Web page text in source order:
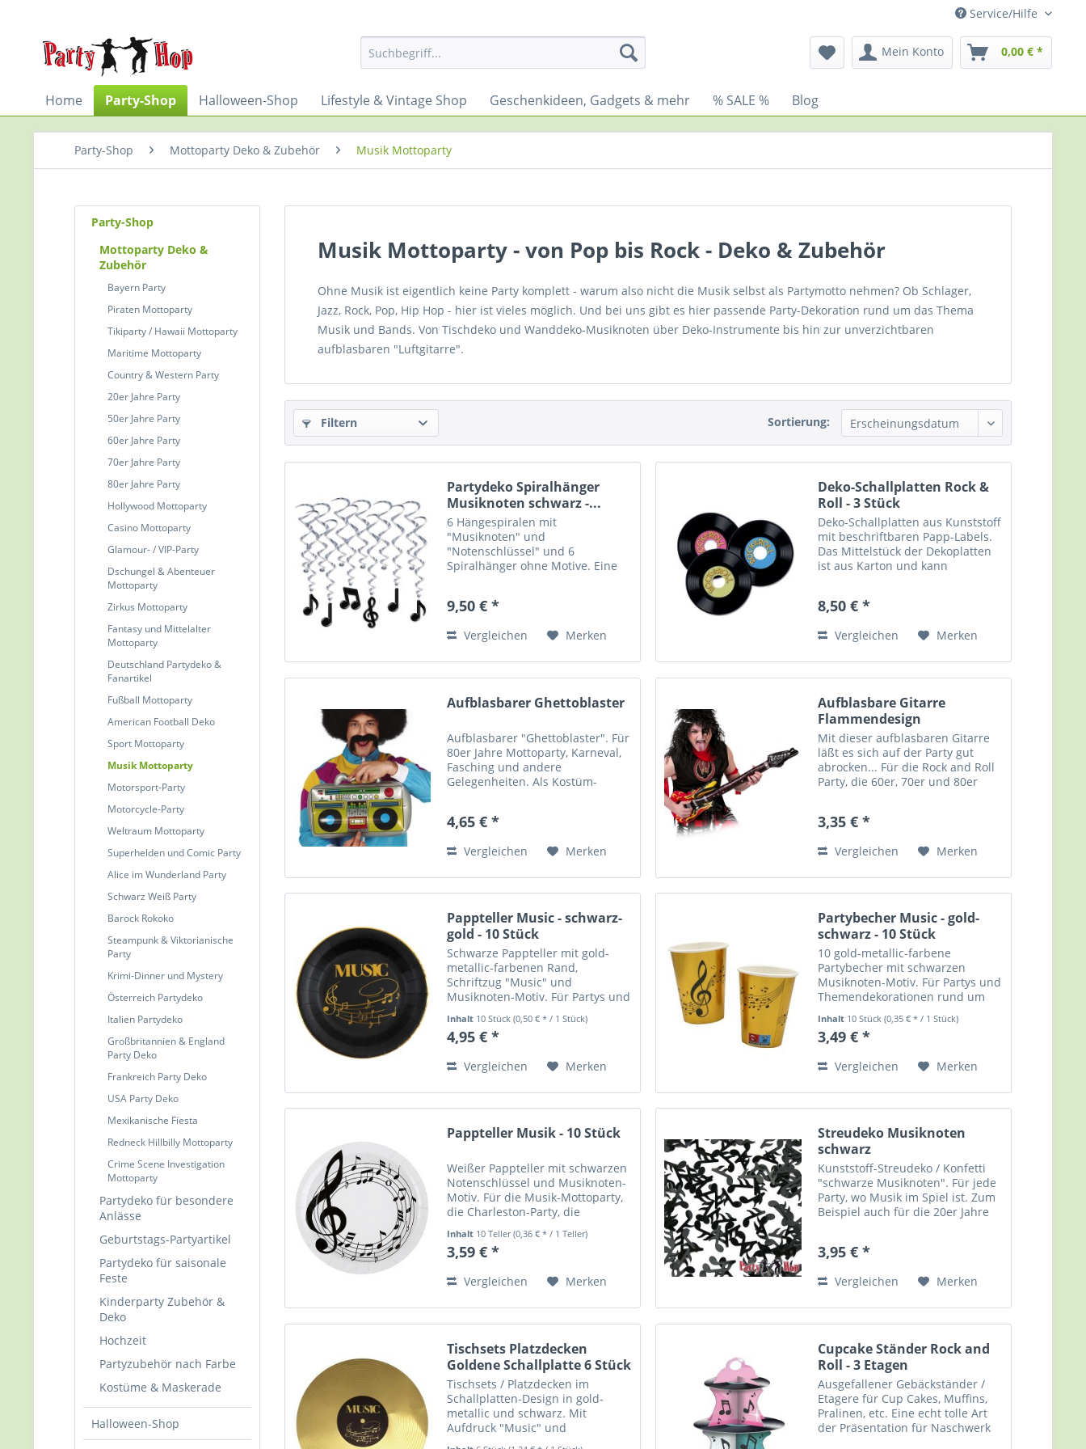
Service/Hilfe
Mein Konto 0,00 € *
Home Party-Shop Halloween-Shop Lifestyle & Vintage Shop Geschenkideen, Gadgets & mehr % SALE % Blog
Party-Shop Mottoparty Deko & Zubehör Musik Mottoparty
Party-Shop
Mottoparty Deko &
Zubehör
Bayern Party
Piraten Mottoparty
Tikiparty / Hawaii Mottoparty
Maritime Mottoparty
Country & Western Party
20er Jahre Party
50er Jahre Party
60er Jahre Party
70er Jahre Party
80er Jahre Party
Hollywood Mottoparty
Casino Mottoparty
Glamour- / VIP-Party
Dschungel & Abenteuer
Mottoparty
Zirkus Mottoparty
Fantasy und Mittelalter
Mottoparty
Deutschland Partydeko &
Fanartikel
Fußball Mottoparty
American Football Deko
Sport Mottoparty
Musik Mottoparty
Motorsport-Party
Motorcycle-Party
Weltraum Mottoparty
Superhelden und Comic Party
Alice im Wunderland Party
Schwarz Weiß Party
Barock Rokoko
Steampunk & Viktorianische
Party
Krimi-Dinner und Mystery
Österreich Partydeko
Italien Partydeko
Großbritannien & England
Party Deko
Frankreich Party Deko
USA Party Deko
Mexikanische Fiesta
Redneck Hillbilly Mottoparty
Crime Scene Investigation
Mottoparty
Partydeko für besondere
Anlässe
Geburtstags-Partyartikel
Partydeko für saisonale
Feste
Kinderparty Zubehör &
Deko
Hochzeit
Partyzubehör nach Farbe
Kostüme & Maskerade
Halloween-Shop
Musik Mottoparty - von Pop bis Rock - Deko & Zubehör
Ohne Musik ist eigentlich keine Party komplett - warum also nicht die Musik selbst als Partymotto nehmen? Ob Schlager,
Jazz, Rock, Pop, Hip Hop - hier ist vieles möglich. Und bei uns gibt es hier passende Party-Dekoration rund um das Thema
Musik und Bands. Von Tischdeko und Wanddeko-Musiknoten über Deko-Instrumente bis hin zur unverzichtbaren
aufblasbaren "Luftgitarre".
Filtern Sortierung:
Partydeko Spiralhänger
Musiknoten schwarz -...
6 Hängespiralen mit
"Musiknoten" und
"Notenschlüssel" und 6
Spiralhänger ohne Motive. Eine
Party, die 50er-Jahre-Party, die
Weiß-Ball, etc. 12...
9,50 € *
Vergleichen Merken
Deko-Schallplatten Rock &
Roll - 3 Stück
Deko-Schallplatten aus Kunststoff
mit beschriftbaren Papp-Labels.
Das Mittelstück der Dekoplatten
ist aus Karton und kann
für Glückwünsche, etc. zu
8,50 € *
Vergleichen Merken
Aufblasbarer Ghettoblaster
Aufblasbarer "Ghettoblaster". Für
80er Jahre Mottoparty, Karneval,
Fasching und andere
Gelegenheiten. Als Kostüm-
Kunststoff - Partyartikel - Kein
4,65 € *
Vergleichen Merken
Aufblasbare Gitarre
Flammendesign
Mit dieser aufblasbaren Gitarre
läßt es sich auf der Party gut
abrocken... Für die Rock and Roll
Party, die 60er, 70er und 80er
Aufblasbare "Gitarre" mit
3,35 € *
Vergleichen Merken
Pappteller Music - schwarz-
gold - 10 Stück
Schwarze Pappteller mit gold-
metallic-farbenen Rand,
Schriftzug "Music" und
Musiknoten-Motiv. Für Partys und
Musik und andere
Gelegenheiten. Pappteller
cm, Packung mit 10 Stück....
Inhalt 10 Stück(0,50 € * / 1 Stück)
4,95 € *
Vergleichen Merken
Partybecher Music - gold-
schwarz - 10 Stück
10 gold-metallic-farbene
Partybecher mit schwarzen
Musiknoten-Motiv. Für Partys und
Themendekorationen rund um
Gelegenheiten. Pappbecher mit
Kunststoffanteil - "Music",
mit 10 Stück. Party...
Inhalt 10 Stück(0,35 € * / 1 Stück)
3,49 € *
Vergleichen Merken
Pappteller Musik - 10 Stück
Weißer Pappteller mit schwarzen
Notenschlüssel und Musiknoten-
Motiv. Für die Musik-Mottoparty,
die Charleston-Party, die
Jahre Party und alle anderen
Partygelegenheiten, wo es um
Inhalt 10 Teller(0,36 € * / 1 Teller)
3,59 € *
Vergleichen Merken
Streudeko Musiknoten
schwarz
Kunststoff-Streudeko / Konfetti
"schwarze Musiknoten". Für jede
Party, wo Musik im Spiel ist. Zum
Beispiel auch für die 20er Jahre
und... Als Deko für Tisch, Buffet,
3,95 € *
Vergleichen Merken
Tischsets Platzdecken
Goldene Schallplatte 6 Stück
Tischsets / Platzdecken im
Schallplatten-Design in gold-
metallic und schwarz. Mit
Aufdruck "Music" und
Cupcake Ständer Rock and
Roll - 3 Etagen
Ausgefallener Gebäckständer /
Etagere für Cup Cakes, Muffins,
Pralinen, etc. Eine echt tolle Art
der Präsentation für Naschwerk